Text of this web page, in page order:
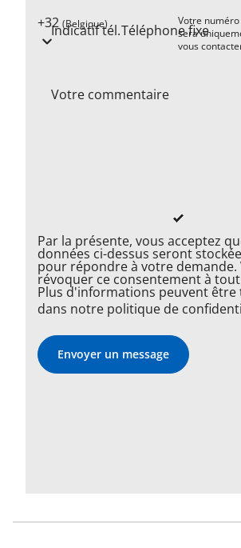
+32 (Belgique)
Indicatif tél.Téléphone fixe
Votre
sera
vous
Votre commentaire
Par la présente, vous acceptez
données ci-dessus seront
pour répondre à votre demande.
révoquer ce consentement à
Plus d'informations peuvent être
dans notre politique de
Envoyer un message